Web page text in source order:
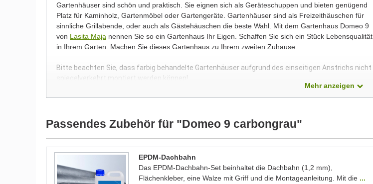
Gartenhäuser sind schön und praktisch. Sie eignen sich als Geräteschuppen und bieten genügend
Platz für Kaminholz, Gartenmöbel oder Gartengeräte. Gartenhäuser sind als Freizeithäuschen für
sinnliche Grillabende, oder auch als Gästehäuschen die beste Wahl. Mit dem Gartenhaus Domeo 9
von Lasita Maja nennen Sie so ein Gartenhaus Ihr Eigen. Schaffen Sie sich ein Stück Lebensqualität
in Ihrem Garten. Machen Sie dieses Gartenhaus zu Ihrem zweiten Zuhause.
Bitte beachten Sie, dass farbig behandelte Gartenhäuser aufgrund des einseitigen Anstrichs nicht
spiegelverkehrt montiert werden können!
Wir möchten Sie an dieser Stelle darauf hinweisen, dass alle Produkte ständig weiterentwickelt
Bilder unserer Kunden stellen teilweise modifizierte Modelle dar. Alle Maße sind Circa-Angaben.
Mehr anzeigen
Passendes Zubehör für "Domeo 9 carbongrau"
EPDM-Dachbahn
Das EPDM-Dachbahn-Set beinhaltet die Dachbahn (1,2 mm),
Flächenkleber, eine Walze mit Griff und die Montageanleitung. Mit die ...